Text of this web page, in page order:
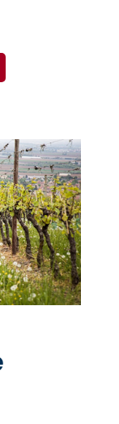
et à la